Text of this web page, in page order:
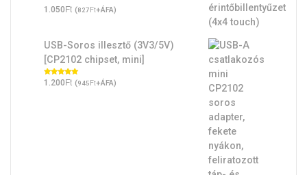
1.050Ft (827Ft+ÁFA)
USB-Soros illesztő (3V3/5V)
[CP2102 chipset, mini]
Értékelés:
5.00 / 5
1.200Ft (945Ft+ÁFA)